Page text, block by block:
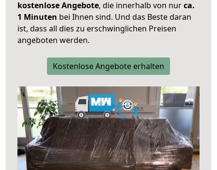
kostenlose Angebote, die innerhalb von nurca.
1 Minuten bei Ihnen sind. Und das Beste daran
ist, dass all dies zu erschwinglichen Preisen
angeboten werden.
Kostenlose Angebote erhalten